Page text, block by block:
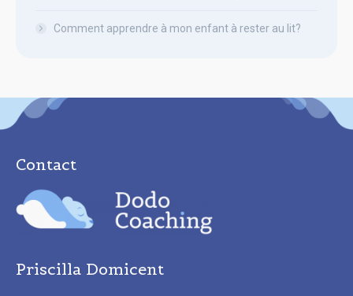
Comment apprendre à mon enfant à rester au lit?
Contact
Priscilla Domicent